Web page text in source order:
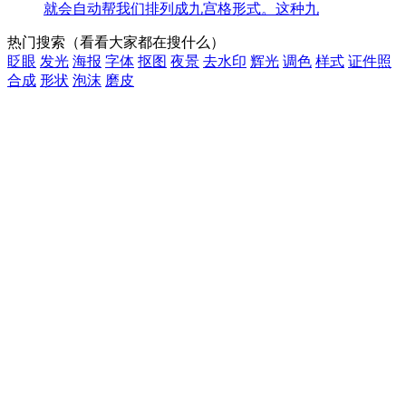
就会自动帮我们排列成九宫格形式。这种九
热门搜索 （看看大家都在搜什么）
眨眼 发光 海报 字体 抠图 夜景 去水印 辉光 调色 样式 证件照
合成 形状 泡沫 磨皮